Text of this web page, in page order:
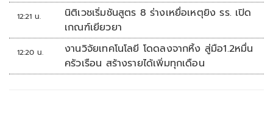
12:21 น.
นิติเวชเริ่มชันสูตร 8 ร่างเหยื่อเหตุยิง รร. เปิด
เกณฑ์เยียวยา
12:20 น.
งานวิจัยเทคโนโลยี โดดลงจากหิ้ง สู่มือ1.2หมื่น
ครัวเรือน สร้างรายได้เพิ่มทุกเดือน